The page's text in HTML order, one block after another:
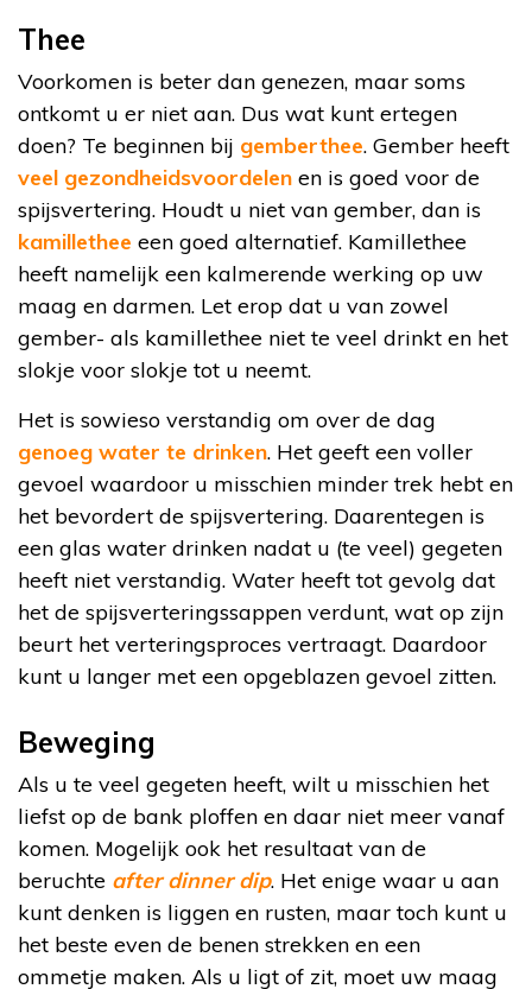
Thee
Voorkomen is beter dan genezen, maar soms
ontkomt u er niet aan. Dus wat kunt ertegen
doen? Te beginnen bij gemberthee. Gember heeft
veel gezondheidsvoordelen en is goed voor de
spijsvertering. Houdt u niet van gember, dan is
kamillethee een goed alternatief. Kamillethee
heeft namelijk een kalmerende werking op uw
maag en darmen. Let erop dat u van zowel
gember- als kamillethee niet te veel drinkt en het
slokje voor slokje tot u neemt.
Het is sowieso verstandig om over de dag
genoeg water te drinken. Het geeft een voller
gevoel waardoor u misschien minder trek hebt en
het bevordert de spijsvertering. Daarentegen is
een glas water drinken nadat u (te veel) gegeten
heeft niet verstandig. Water heeft tot gevolg dat
het de spijsverteringssappen verdunt, wat op zijn
beurt het verteringsproces vertraagt. Daardoor
kunt u langer met een opgeblazen gevoel zitten.
Beweging
Als u te veel gegeten heeft, wilt u misschien het
liefst op de bank ploffen en daar niet meer vanaf
komen. Mogelijk ook het resultaat van de
beruchte after dinner dip. Het enige waar u aan
kunt denken is liggen en rusten, maar toch kunt u
het beste even de benen strekken en een
ommetje maken. Als u ligt of zit, moet uw maag